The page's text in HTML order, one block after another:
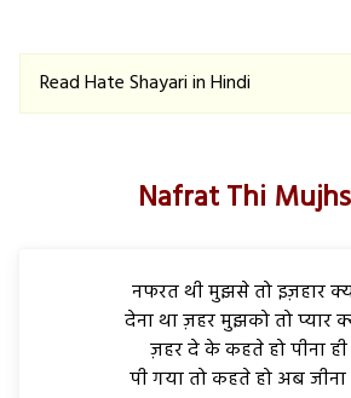
Read Hate Shayari in Hindi
Nafrat Thi
नफरत थी मुझसे तो इज़हार
देना था ज़हर मुझको तो प्यार
ज़हर दे के कहते हो पीना ही
पी गया तो कहते हो अब जीना